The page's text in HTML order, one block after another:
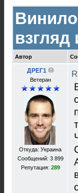
взгляд
Автор
ДРЕГ1
Bетеран
Откуда: Украина
Сообщений: 3 899
Репутация: 289